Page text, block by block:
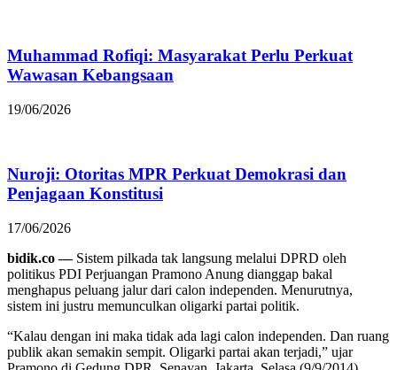
Muhammad Rofiqi: Masyarakat Perlu Perkuat
Wawasan Kebangsaan
19/06/2026
Nuroji: Otoritas MPR Perkuat Demokrasi dan
Penjagaan Konstitusi
17/06/2026
bidik.co —Sistem pilkada tak langsung melalui DPRD oleh
politikus PDI Perjuangan Pramono Anung dianggap bakal
menghapus peluang jalur dari calon independen. Menurutnya,
sistem ini justru memunculkan oligarki partai politik.
“Kalau dengan ini maka tidak ada lagi calon independen. Dan ruang
publik akan semakin sempit. Oligarki partai akan terjadi,” ujar